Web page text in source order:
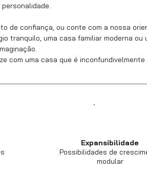
de confiança, ou conte com a nossa
tranquilo, uma casa familiar moderna ou
com uma casa que é inconfundivelmente
Expansibilidade
Possibilidades de
modular